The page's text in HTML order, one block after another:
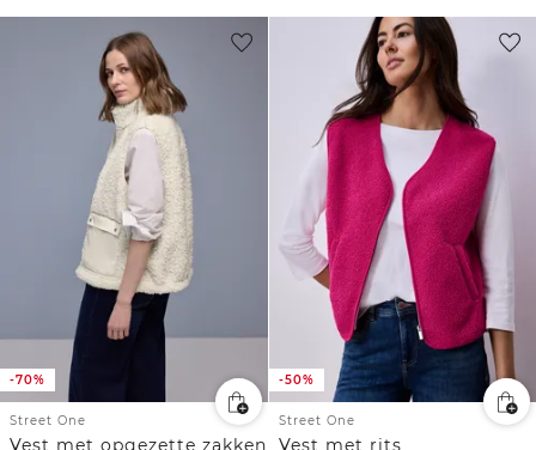
-70%
Street One
Vest met opgezette zakken
-50%
Street One
Vest met rits